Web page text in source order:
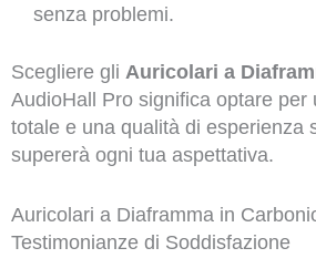
senza problemi.
Scegliere gli Auricolari a
AudioHall Pro significa optare per
totale e una qualità di esperienza
supererà ogni tua aspettativa.
Auricolari a Diaframma in
Testimonianze di Soddisfazione